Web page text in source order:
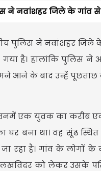
ने नवांशहर जिले के गांव
पुलिस ने नवांशहर
है। हालांकि पुलिस ने
आने के बाद उन्हें पूछताछ
एक युवक का करीब एक
बना था। वह सूंढ स्थित
रहा है। गांव के लोगों के
को लेकर उसके